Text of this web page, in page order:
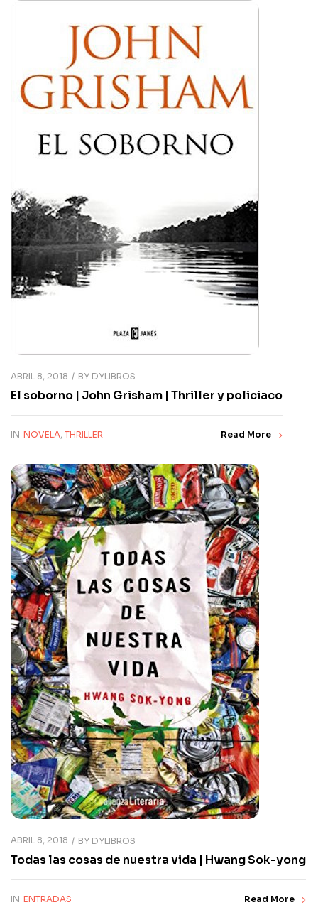
ABRIL 8, 2018 BY DYLIBROS
El soborno | John Grisham | Thriller y policiaco
IN NOVELA, THRILLER Read More
ABRIL 8, 2018 BY DYLIBROS
Todas las cosas de nuestra vida | Hwang Sok-yong
IN ENTRADAS Read More